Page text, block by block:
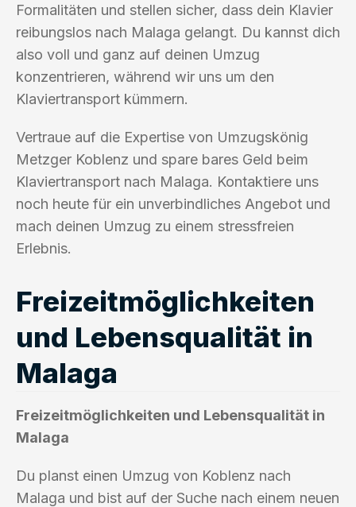
Formalitäten und stellen sicher, dass dein Klavier
reibungslos nach Malaga gelangt. Du kannst dich
also voll und ganz auf deinen Umzug
konzentrieren, während wir uns um den
Klaviertransport kümmern.
Vertraue auf die Expertise von Umzugskönig
Metzger Koblenz und spare bares Geld beim
Klaviertransport nach Malaga. Kontaktiere uns
noch heute für ein unverbindliches Angebot und
mach deinen Umzug zu einem stressfreien
Erlebnis.
Freizeitmöglichkeiten
und Lebensqualität in
Malaga
Freizeitmöglichkeiten und Lebensqualität in
Malaga
Du planst einen Umzug von Koblenz nach
Malaga und bist auf der Suche nach einem neuen